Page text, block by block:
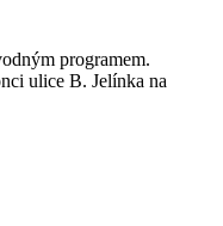
programem.
ulice B. Jelínka na